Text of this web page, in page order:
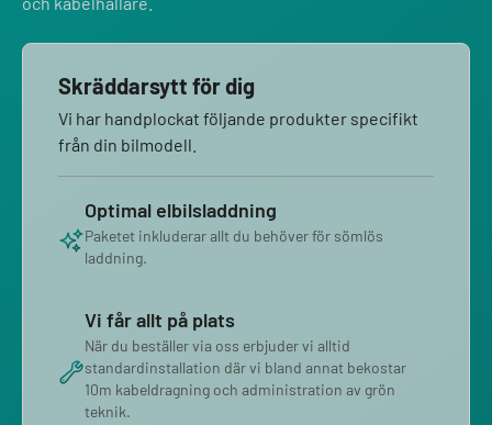
Skräddarsytt för dig
Vi har handplockat följande produkter specifikt
från din bilmodell.
Optimal elbilsladdning
Paketet inkluderar allt du behöver för sömlös
laddning.
Vi får allt på plats
När du beställer via oss erbjuder vi alltid
standardinstallation där vi bland annat bekostar
10m kabeldragning och administration av grön
teknik.